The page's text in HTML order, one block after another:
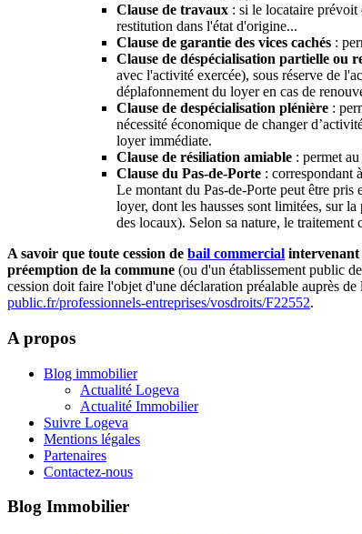
Clause de travaux : si le locataire prévoit
restitution dans l'état d'origine...
Clause de garantie des vices cachés :
Clause de déspécialisation partielle ou
avec l'activité exercée), sous réserve de
déplafonnement du loyer en cas de
Clause de despécialisation plénière :
nécessité économique de changer
loyer immédiate.
Clause de résiliation amiable : permet
Clause du Pas-de-Porte : correspondant
Le montant du Pas-de-Porte peut être pris
loyer, dont les hausses sont limitées, sur
des locaux). Selon sa nature, le traitement
A savoir que toute cession de bail commercial intervenant
préemption de la commune (ou d'un établissement public
cession doit faire l'objet d'une déclaration préalable auprès
public.fr/professionnels-entreprises/vosdroits/F22552.
A propos
Blog immobilier
Actualité Logeva
Actualité Immobilier
Suivre Logeva
Mentions légales
Partenaires
Contactez-nous
Blog Immobilier